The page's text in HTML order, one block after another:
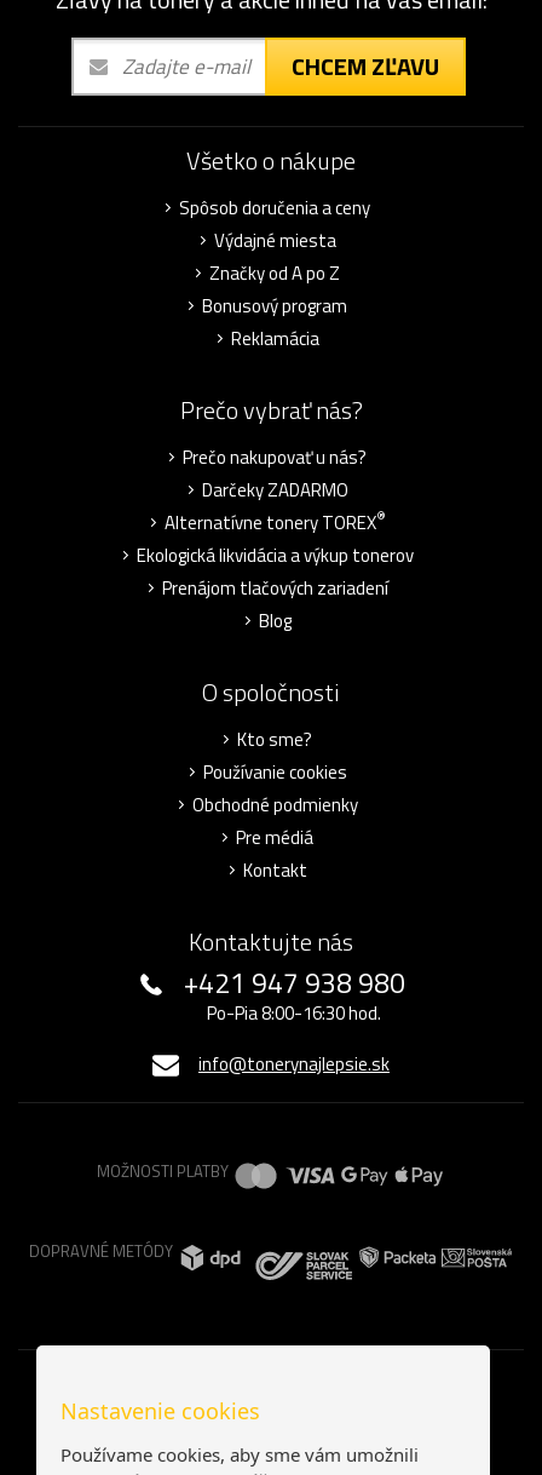
CHCEM ZĽAVU
Všetko o nákupe
Spôsob doručenia a ceny
Výdajné miesta
Značky od A po Z
Bonusový program
Reklamácia
Prečo vybrať nás?
Prečo nakupovať u nás?
Darčeky ZADARMO
Alternatívne tonery TOREX®
Ekologická likvidácia a výkup tonerov
Prenájom tlačových zariadení
Blog
O spoločnosti
Kto sme?
Používanie cookies
Obchodné podmienky
Pre médiá
Kontakt
Kontaktujte nás
+421 947 938 980
Po-Pia 8:00-16:30 hod.
info@tonerynajlepsie.sk
MOŽNOSTI PLATBY
DOPRAVNÉ METÓDY
Nastavenie cookies
Používame cookies, aby sme vám umožnili